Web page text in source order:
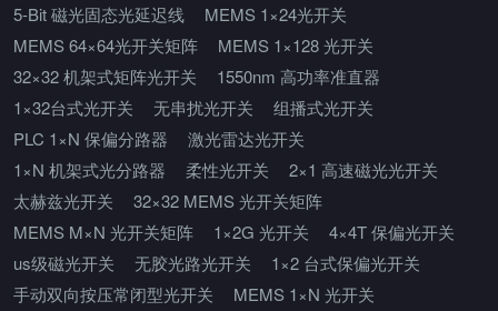
5-Bit 磁光固态光延迟线
MEMS 1×24光开关
MEMS 64×64光开关矩阵
MEMS 1×128 光开关
32×32 机架式矩阵光开关
1550nm 高功率准直器
1×32台式光开关
无串扰光开关
组播式光开关
PLC 1×N 保偏分路器
激光雷达光开关
1×N 机架式光分路器
柔性光开关
2×1 高速磁光光开关
太赫兹光开关
32×32 MEMS 光开关矩阵
MEMS M×N 光开关矩阵
1×2G 光开关
4×4T 保偏光开关
us级磁光开关
无胶光路光开关
1×2 台式保偏光开关
手动双向按压常闭型光开关
MEMS 1×N 光开关